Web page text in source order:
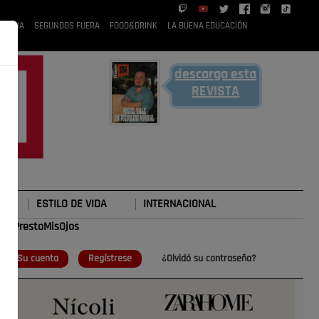
RUBIA SEGUNDOS FUERA FOOD&DRINK LA BUENA EDUCACIÓN
descarga esta
REVISTA
ESTILO DE VIDA INTERNACIONAL
Su cuenta Regístrese ¿Olvidó su contraseña?